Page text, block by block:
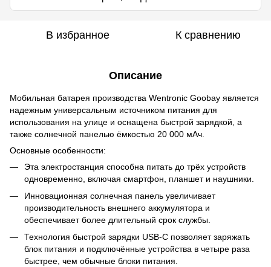
В избранное К сравнению
Описание
Мобильная батарея производства Wentronic Goobay является
надежным универсальным источником питания для
использования на улице и оснащена быстрой зарядкой, а
также солнечной панелью ёмкостью 20 000 мАч.
Основные особенности:
Эта электростанция способна питать до трёх устройств
одновременно, включая смартфон, планшет и наушники.
Инновационная солнечная панель увеличивает
производительность внешнего аккумулятора и
обеспечивает более длительный срок службы.
Технология быстрой зарядки USB-C позволяет заряжать
блок питания и подключённые устройства в четыре раза
быстрее, чем обычные блоки питания.